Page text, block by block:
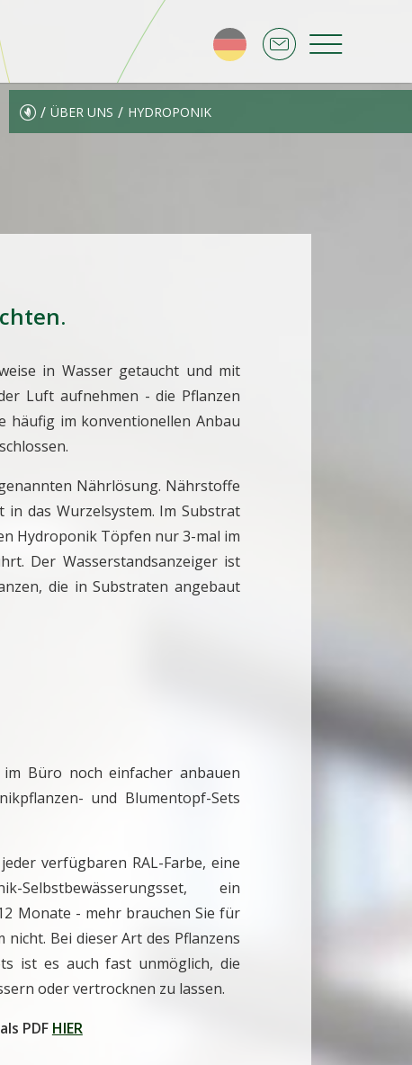
/ ÜBER UNS / HYDROPONIK
in Wasser getaucht und mit
Luft aufnehmen - die Pflanzen
häufig im konventionellen Anbau
Nährlösung. Nährstoffe
das Wurzelsystem. Im Substrat
Hydroponik Töpfen nur 3-mal im
Der Wasserstandsanzeiger ist
die in Substraten angebaut
Büro noch einfacher anbauen
und Blumentopf-Sets
verfügbaren RAL-Farbe, eine
Selbstbewässerungsset, ein
Monate - mehr brauchen Sie für
Bei dieser Art des Pflanzens
ist es auch fast unmöglich, die
oder vertrocknen zu lassen.
PDF HIER